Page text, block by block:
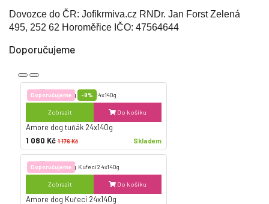
Dovozce do ČR: Jofikrmiva.cz RNDr. Jan Forst Zelená
495, 252 62 Horoměřice IČO: 47564644
Doporučujeme
Doporučujeme -8%
Zobrazit Do košíku
Amore dog tuňák 24x140g
1 080 Kč 1 176 Kč Skladem
Doporučujeme
Zobrazit Do košíku
Amore dog Kuřecí 24x140g